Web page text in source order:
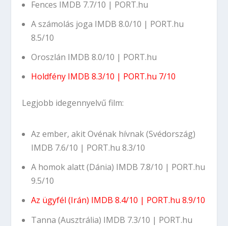
Fences IMDB 7.7/10 | PORT.hu
A számolás joga IMDB 8.0/10 | PORT.hu
8.5/10
Oroszlán IMDB 8.0/10 | PORT.hu
Holdfény IMDB 8.3/10 | PORT.hu 7/10
Legjobb idegennyelvű film:
Az ember, akit Ovénak hívnak (Svédország)
IMDB 7.6/10 | PORT.hu 8.3/10
A homok alatt (Dánia) IMDB 7.8/10 | PORT.hu
9.5/10
Az ügyfél (Irán) IMDB 8.4/10 | PORT.hu 8.9/10
Tanna (Ausztrália) IMDB 7.3/10 | PORT.hu